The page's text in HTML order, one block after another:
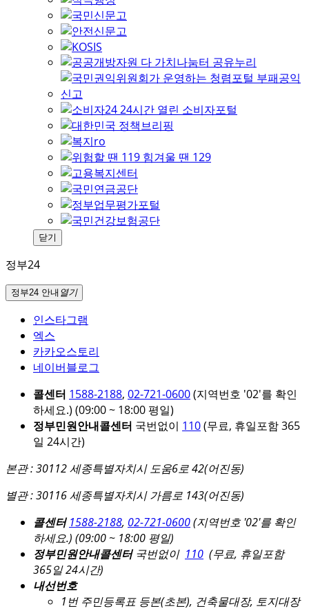
닫기
정부24
정부24 안내 열기
인스타그램
엑스
카카오스토리
네이버블로그
콜센터 1588-2188, 02-721-0600(지역번호 '02'를 확인
하세요.) (09:00 ~ 18:00 평일)
정부민원안내콜센터 국번없이 110(무료, 휴일포함 365
일 24시간)
본관 : 30112 세종특별자치시 도움6로 42(어진동)
별관 : 30116 세종특별자치시 가름로 143(어진동)
콜센터 1588-2188, 02-721-0600(지역번호 '02'를 확인
하세요.) (09:00 ~ 18:00 평일)
정부민원안내콜센터국번없이 110 (무료, 휴일포함
365일 24시간)
내선번호
1번 주민등록표 등본(초본), 건축물대장, 토지대장